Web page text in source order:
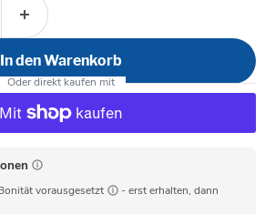
In den Warenkorb
vorausgesetzt
- erst erhalten, dann